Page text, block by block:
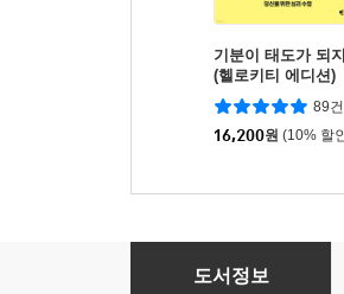
기분이 태도가 되
(헬로키티 에디션)
89건
16,200원 (10% 할
죽은자의 녹취록 (큰글자
도서정보